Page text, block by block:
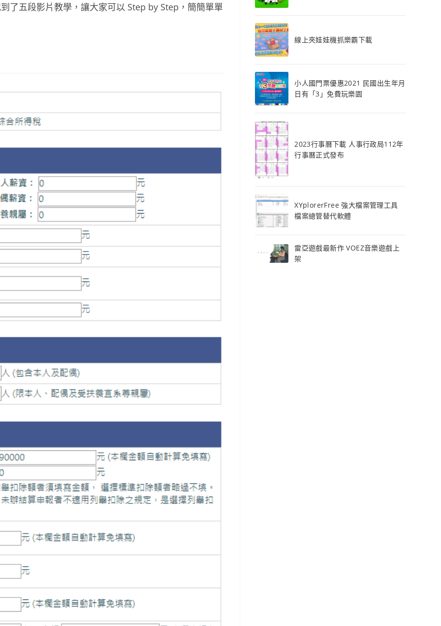
了五段影片教學，讓大家可以 Step by Step，簡簡單單
線上夾娃娃機抓樂霸下載
小人國門票優惠2021 民國出生年月
日有「3」免費玩樂園
2023行事曆下載 人事行政局112年
行事曆正式發布
XYplorerFree 強大檔案管理工具
檔案總管替代軟體
雷亞遊戲最新作 VOEZ音樂遊戲上
架